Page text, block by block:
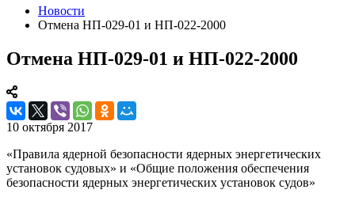
Новости
Отмена НП-029-01 и НП-022-2000
Отмена НП-029-01 и НП-022-2000
10 октября 2017
«Правила ядерной безопасности ядерных энергетических
установок судовых» и «Общие положения обеспечения
безопасности ядерных энергетических установок судов»